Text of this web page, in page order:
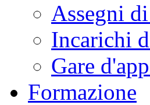
Assegni
Incarichi
Gare
Formazione